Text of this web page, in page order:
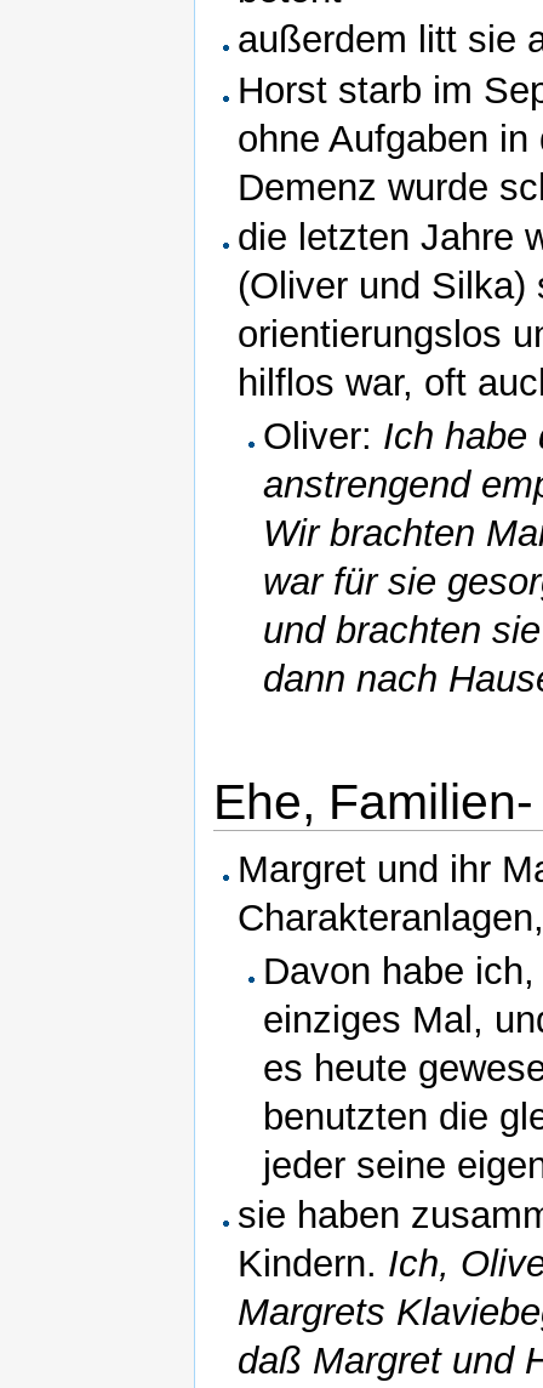
außerdem litt sie
Horst starb im
ohne Aufgaben
Demenz wurde
die letzten Jahre
(Oliver und Silka)
orientierungslos
hilflos war, oft
Oliver: Ich habe
anstrengend
Wir brachten
war für sie
und brachten
dann nach
Ehe,
Margret und ihr
Davon habe
einziges Mal,
es heute
benutzten die
jeder seine
sie haben
Kindern. Ich,
Margrets
daß Margret und